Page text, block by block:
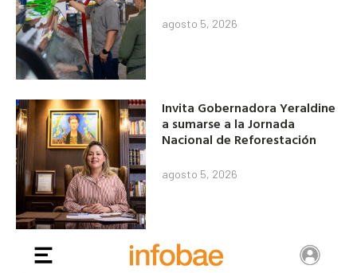
agosto 5, 2026
Invita Gobernadora Yeraldine
a sumarse a la Jornada
Nacional de Reforestación
agosto 5, 2026